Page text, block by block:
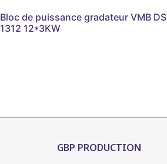
Bloc de puissance gradateur VMB DS
1312 12*3KW
GBP PRODUCTION